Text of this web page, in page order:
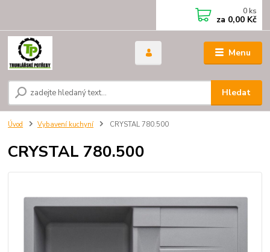
Menu
Hledat
0 ks
za 0,00 Kč
Úvod Vybavení kuchyní CRYSTAL 780.500
CRYSTAL 780.500